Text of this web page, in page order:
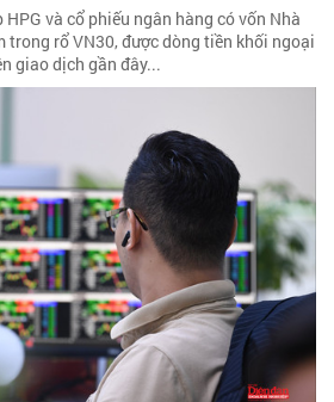
và cổ phiếu ngân hàng có vốn Nhà
trong rổ VN30, được dòng tiền khối ngoại
giao dịch gần đây...